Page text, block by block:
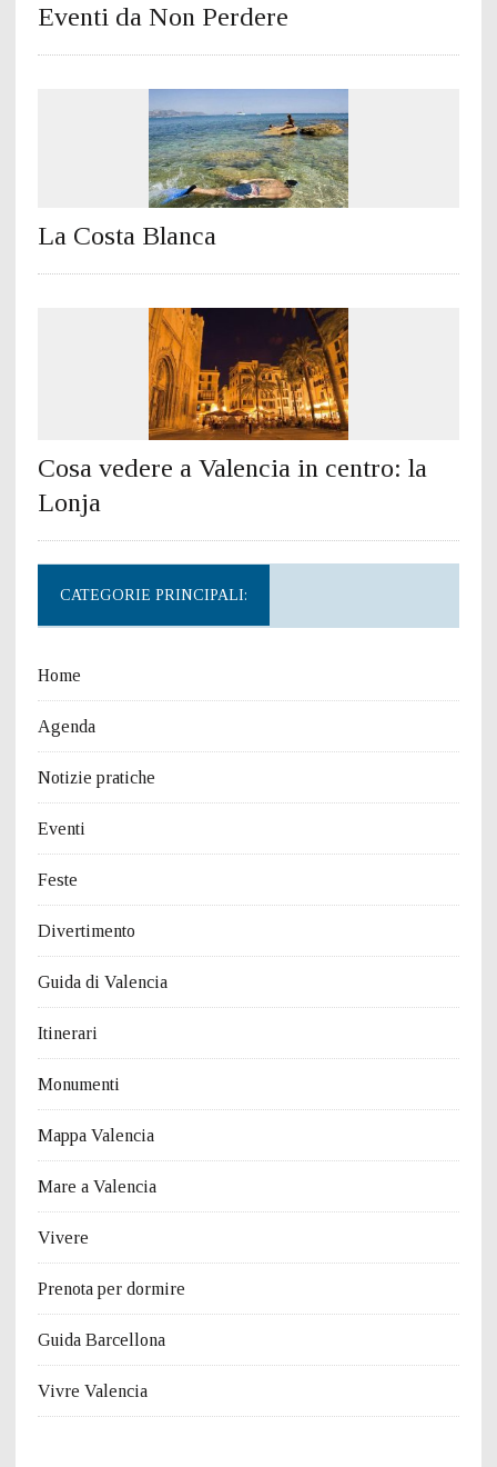
Eventi da Non Perdere
La Costa Blanca
Cosa vedere a Valencia in centro: la
Lonja
CATEGORIE PRINCIPALI:
Home
Agenda
Notizie pratiche
Eventi
Feste
Divertimento
Guida di Valencia
Itinerari
Monumenti
Mappa Valencia
Mare a Valencia
Vivere
Prenota per dormire
Guida Barcellona
Vivre Valencia